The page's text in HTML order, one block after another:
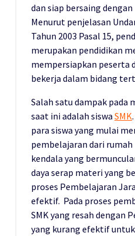
dan siap bersaing
Menurut penjelasan
Tahun 2003 Pasal 15,
merupakan pendidikan
mempersiapkan peserta
bekerja dalam bidang
Salah satu dampak pada
saat ini adalah siswa SMK
para siswa yang mulai
pembelajaran dari
kendala yang
daya serap materi yang
proses Pembelajaran
efektif. Pada proses
SMK yang resah dengan
yang kurang efektif